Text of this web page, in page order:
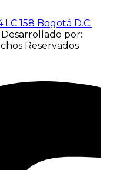
LC 158 Bogotá D.C.
Desarrollado por:
Reservados